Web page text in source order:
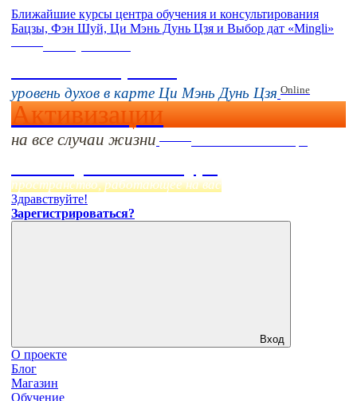
Ближайшие курсы центра обучения и консультирования
Бацзы, Фэн Шуй, Ци Мэнь Дунь Цзя и Выбор дат «Mingli»
уровень духов в карте Ци Мэнь Дунь Цзя Online
Активизации
на все случаи жизни
пространство, работающее на вас
Здравствуйте!
Зарегистрироваться?
Вход
О проекте
Блог
Магазин
Обучение